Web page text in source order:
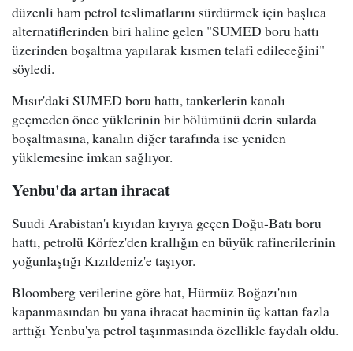
düzenli ham petrol teslimatlarını sürdürmek için başlıca
alternatiflerinden biri haline gelen "SUMED boru hattı
üzerinden boşaltma yapılarak kısmen telafi edileceğini"
söyledi.
Mısır'daki SUMED boru hattı, tankerlerin kanalı
geçmeden önce yüklerinin bir bölümünü derin sularda
boşaltmasına, kanalın diğer tarafında ise yeniden
yüklemesine imkan sağlıyor.
Yenbu'da artan ihracat
Suudi Arabistan'ı kıyıdan kıyıya geçen Doğu-Batı boru
hattı, petrolü Körfez'den krallığın en büyük rafinerilerinin
yoğunlaştığı Kızıldeniz'e taşıyor.
Bloomberg verilerine göre hat, Hürmüz Boğazı'nın
kapanmasından bu yana ihracat hacminin üç kattan fazla
arttığı Yenbu'ya petrol taşınmasında özellikle faydalı oldu.